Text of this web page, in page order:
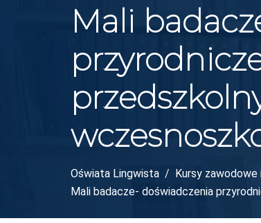
Mali
Oświata Lingwista Kursy
Mali badacze- doświadczenia